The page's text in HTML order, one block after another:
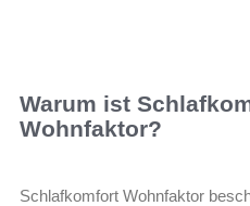
Warum ist
Wohnfaktor?
Schlafkomfort Wohnfaktor